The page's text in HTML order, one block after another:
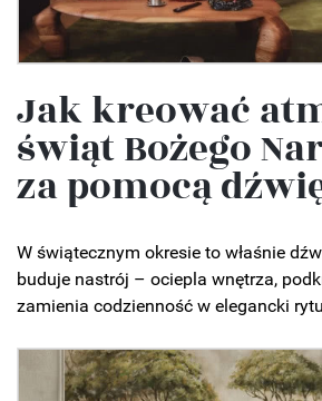
Jak kreować
świąt Bożego
za pomocą
W świątecznym okresie to właśnie
buduje nastrój – ociepla wnętrza,
zamienia codzienność w elegancki